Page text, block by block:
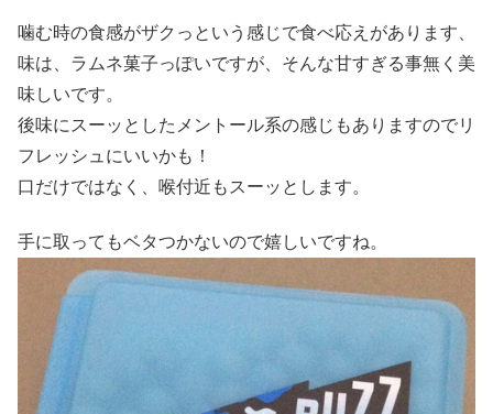
噛む時の食感がザクっという感じで食べ応えがあります、
味は、ラムネ菓子っぽいですが、そんな甘すぎる事無く美
味しいです。
後味にスーッとしたメントール系の感じもありますのでリ
フレッシュにいいかも！
口だけではなく、喉付近もスーッとします。
手に取ってもベタつかないので嬉しいですね。